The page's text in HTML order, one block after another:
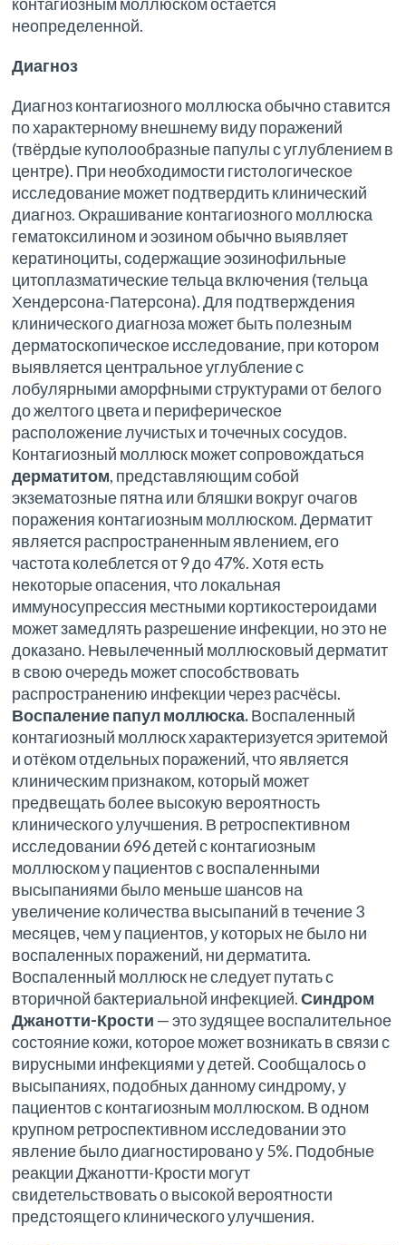
неопределенной.
Диагноз
Диагноз контагиозного моллюска обычно ставится
по характерному внешнему виду поражений
(твёрдые куполообразные папулы с углублением в
центре). При необходимости гистологическое
исследование может подтвердить клинический
диагноз. Окрашивание контагиозного моллюска
гематоксилином и эозином обычно выявляет
кератиноциты, содержащие эозинофильные
цитоплазматические тельца включения (тельца
Хендерсона-Патерсона). Для подтверждения
клинического диагноза может быть полезным
дерматоскопическое исследование, при котором
выявляется центральное углубление с
лобулярными аморфными структурами от белого
до желтого цвета и периферическое
расположение лучистых и точечных сосудов.
Контагиозный моллюск может сопровождаться
дерматитом, представляющим собой
экзематозные пятна или бляшки вокруг очагов
поражения контагиозным моллюском. Дерматит
является распространенным явлением, его
частота колеблется от 9 до 47%. Хотя есть
некоторые опасения, что локальная
иммуносупрессия местными кортикостероидами
может замедлять разрешение инфекции, но это не
доказано. Невылеченный моллюсковый дерматит
в свою очередь может способствовать
распространению инфекции через расчёсы.
Воспаление папул моллюска.Воспаленный
контагиозный моллюск характеризуется эритемой
и отёком отдельных поражений, что является
клиническим признаком, который может
предвещать более высокую вероятность
клинического улучшения. В ретроспективном
исследовании 696 детей с контагиозным
моллюском у пациентов с воспаленными
высыпаниями было меньше шансов на
увеличение количества высыпаний в течение 3
месяцев, чем у пациентов, у которых не было ни
воспаленных поражений, ни дерматита.
Воспаленный моллюск не следует путать с
вторичной бактериальной инфекцией.Синдром
Джанотти-Крости — это зудящее воспалительное
состояние кожи, которое может возникать в связи с
вирусными инфекциями у детей. Сообщалось о
высыпаниях, подобных данному синдрому, у
пациентов с контагиозным моллюском. В одном
крупном ретроспективном исследовании это
явление было диагностировано у 5%. Подобные
реакции Джанотти-Крости могут
свидетельствовать о высокой вероятности
предстоящего клинического улучшения.